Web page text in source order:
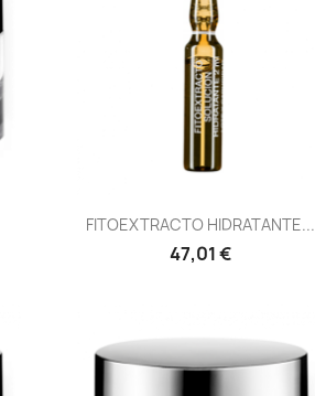
Vista rápida
FITOEXTRACTO HIDRATANTE...
47,01 €